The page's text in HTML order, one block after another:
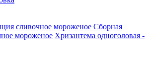
Сборная
мороженое Хризантема одноголовая -